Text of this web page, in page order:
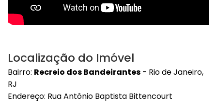
Localização do Imóvel
Bairro: Recreio dos Bandeirantes - Rio de Janeiro,
RJ
Endereço: Rua Antônio Baptista Bittencourt